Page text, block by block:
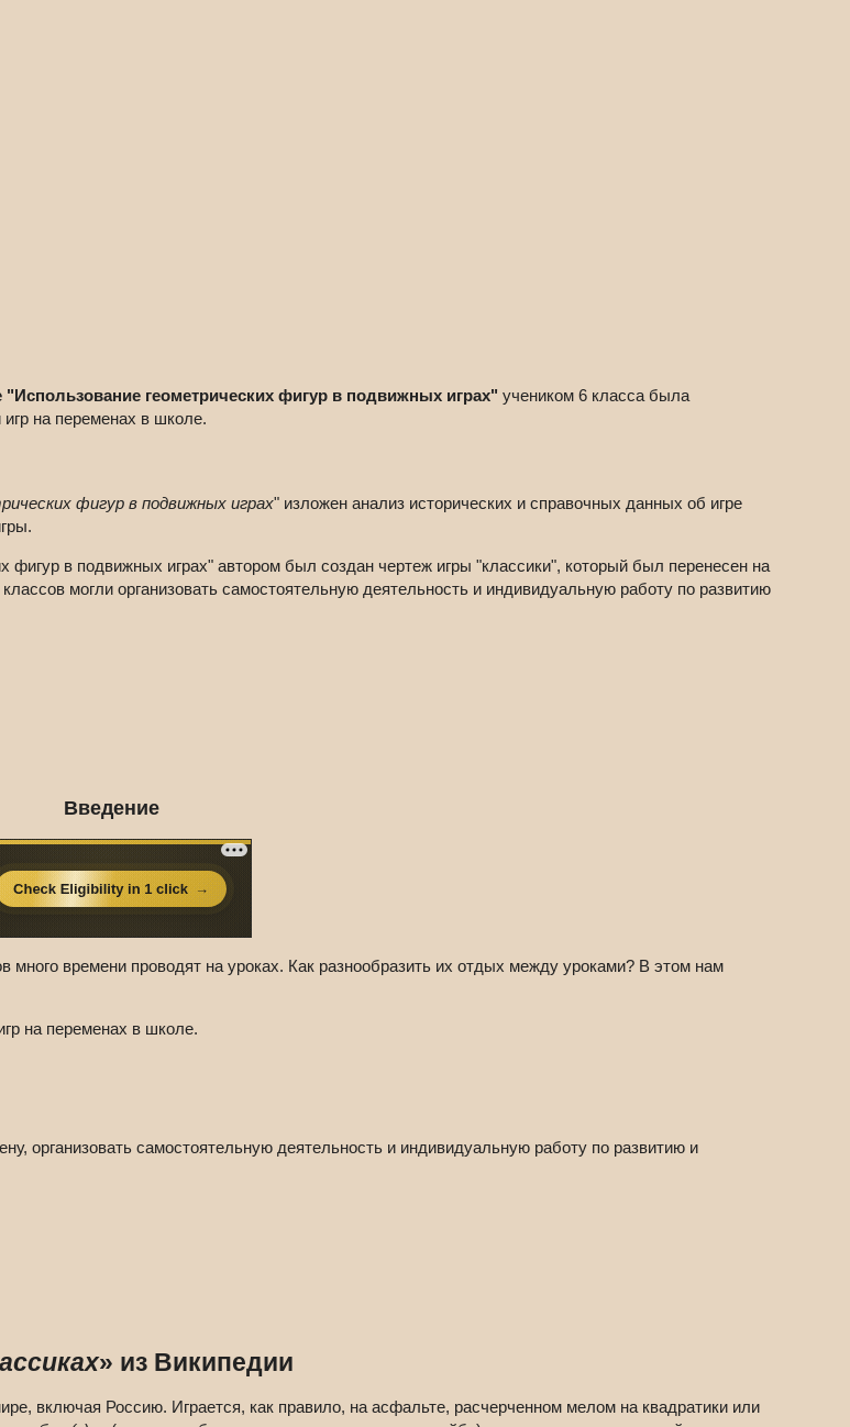
геометрических фигур в подвижных играх" учеником 6 класса была
на переменах в школе.
фигур в подвижных играх" изложен анализ исторических и справочных данных об игре
фигур в подвижных играх" автором был создан чертеж игры "классики", который был перенесен на
могли организовать самостоятельную деятельность и индивидуальную работу по развитию
Введение
много времени проводят на уроках. Как разнообразить их отдых между уроками? В этом нам
на переменах в школе.
организовать самостоятельную деятельность и индивидуальную работу по развитию и
» из Википедии
включая Россию. Играется, как правило, на асфальте, расчерченном мелом на квадратики или